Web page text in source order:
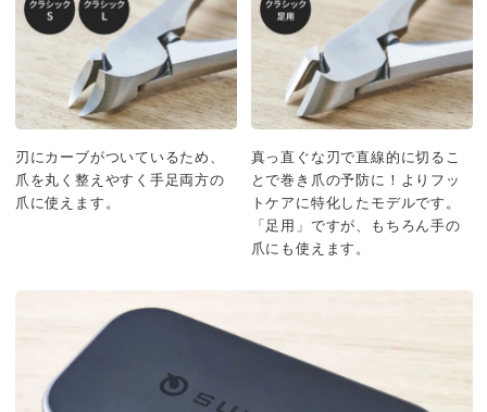
刃にカーブがついているため、
爪を丸く整えやすく手足両方の
爪に使えます。
真っ直ぐな刃で直線的に切るこ
とで巻き爪の予防に！よりフッ
トケアに特化したモデルです。
「足用」ですが、もちろん手の
爪にも使えます。